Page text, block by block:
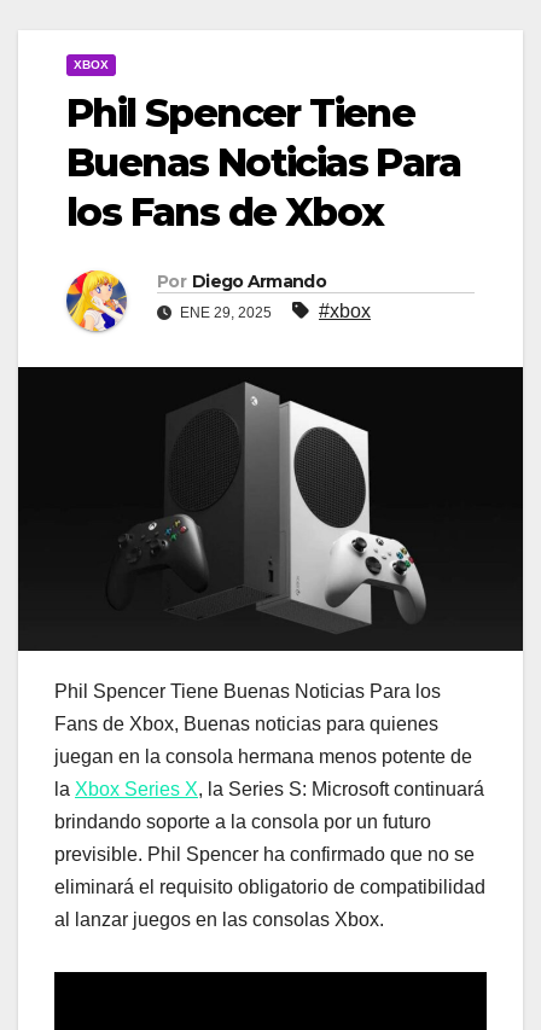
XBOX
Phil Spencer Tiene
Buenas Noticias Para
los Fans de Xbox
Por Diego Armando
ENE 29, 2025 #xbox
Phil Spencer Tiene Buenas Noticias Para los
Fans de Xbox, Buenas noticias para quienes
juegan en la consola hermana menos potente de
la Xbox Series X, la Series S: Microsoft continuará
brindando soporte a la consola por un futuro
previsible. Phil Spencer ha confirmado que no se
eliminará el requisito obligatorio de compatibilidad
al lanzar juegos en las consolas Xbox.